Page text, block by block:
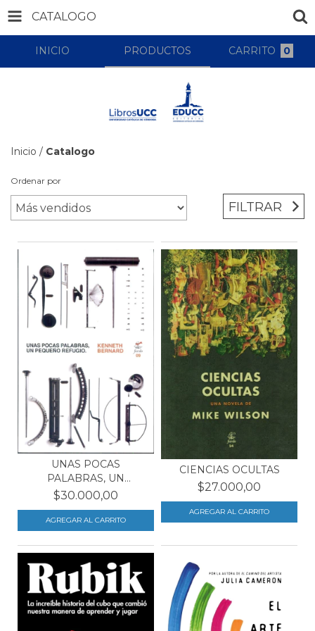
CATALOGO
INICIO PRODUCTOS CARRITO 0
Inicio / Catalogo
Ordenar por
FILTRAR
UNAS POCAS
PALABRAS, UN
PEQUEÑO REFUGIO
$30.000,00
CIENCIAS OCULTAS
$27.000,00